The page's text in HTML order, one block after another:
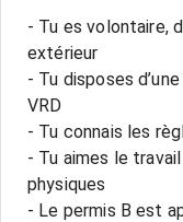
- Tu es volontaire,
extérieur
- Tu disposes
VRD
- Tu connais les
- Tu aimes le
physiques
- Le permis B est